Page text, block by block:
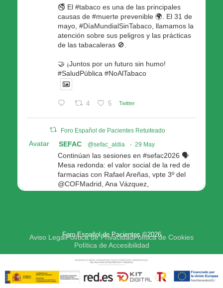
🚭 El #tabaco es una de las principales
causas de #muerte prevenible 🌍. El 31 de
mayo, #DíaMundialSinTabaco, llamamos la
atención sobre sus peligros y las prácticas
de las tabacaleras 🚫.
🤝 ¡Juntos por un futuro sin humo!
#SaludPública #NoAlTabaco
4 5 Twitter
Foro Español de Pacientes Retuiteado
Avatar SEFAC @sefac_aldia · 29 May
Continúan las sesiones en #sefac2026 🗣️
Mesa redonda: el valor social de la red de
farmacias con Rafael Areñas, vpte 3º del
@COFMadrid, Ana Vázquez,
@fep_pacientes Galicia, Antón Acevedo, d
4 4 Twitter
Foro Español de Pacientes
@fep_pacientes · 29 May
🟢Hoy Antonio Manfredi, delegado del FEP,
Foro Español de Pacientes ©2026
Aviso LegalPolítica de PrivacidadPolítica de Cookies
Política de Accesibilidad